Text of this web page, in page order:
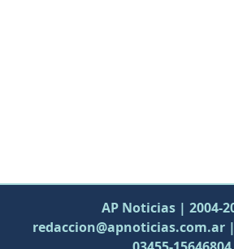
AP Noticias | 2004-
redaccion@apnoticias.com.ar |